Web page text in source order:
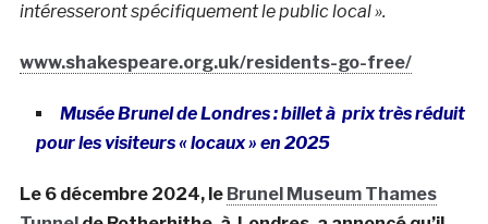
intéresseront spécifiquement le public local ».
www.shakespeare.org.uk/residents-go-free/
Musée Brunel de Londres : billet à prix très réduit
pour les visiteurs « locaux » en 2025
Le 6 décembre 2024, le Brunel Museum Thames